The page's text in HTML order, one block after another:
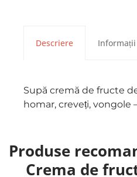
Descriere
Supă cremă de fructe
homar, creveți, vongole
Lobster aflată pe Str.
livrarea la domiciliu
august DOAR în
Produse
Crema de